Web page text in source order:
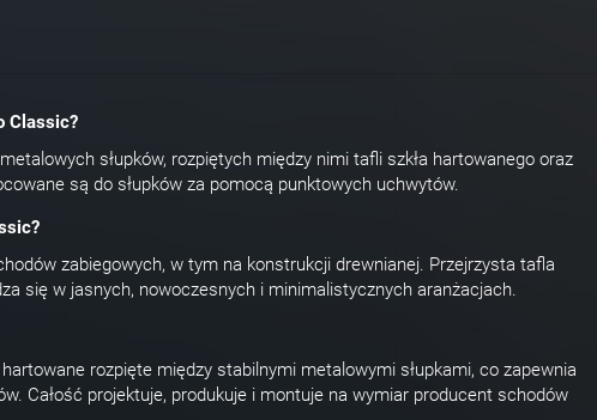
Classic?
słupków, rozpiętych między nimi tafli szkła hartowanego oraz
są do słupków za pomocą punktowych uchwytów.
zabiegowych, w tym na konstrukcji drewnianej. Przejrzysta tafla
się w jasnych, nowoczesnych i minimalistycznych aranżacjach.
rozpięte między stabilnymi metalowymi słupkami, co zapewnia
Całość projektuje, produkuje i montuje na wymiar producent schodów